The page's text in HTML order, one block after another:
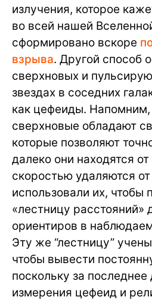
излучения, которое
во всей нашей
сформировано вскоре
взрыва. Другой способ
сверхновых и
звездах в соседних
как цефеиды.
сверхновые обладают
которые позволяют
далеко они находятся
скоростью удаляются
использовали их, чтобы
«лестницу расстояний»
ориентиров в
Эту же “лестницу”
чтобы вывести
поскольку за последнее
измерения цефеид и